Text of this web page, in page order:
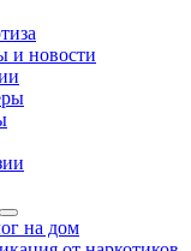
и новости
на дом